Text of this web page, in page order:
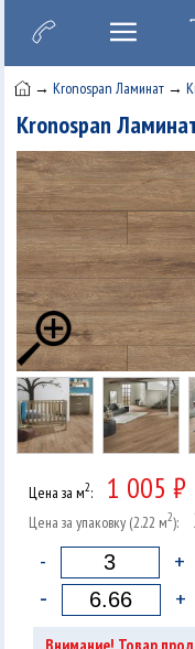
→Kronospan Ламинат →
Kronospan
Цена за м2: 1 005 ₽
Цена за упаковку (2.22 м2):
- +
- +